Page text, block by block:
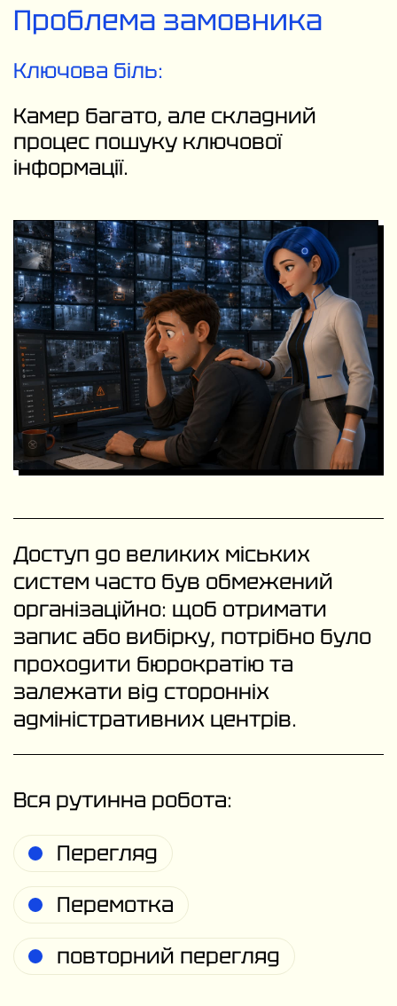
Проблема замовника
Ключова біль:
Камер багато, але складний
процес пошуку ключової
інформації.
Доступ до великих міських
систем часто був обмежений
організаційно: щоб отримати
запис або вибірку, потрібно було
проходити бюрократію та
залежати від сторонніх
адміністративних центрів.
Вся рутинна робота:
Перегляд
Перемотка
повторний перегляд